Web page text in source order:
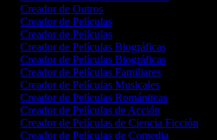
Creador de Outros
Creador de Películas
Creador de Películas
Creador de Películas Biográficas
Creador de Películas Biográficas
Creador de Películas Familiares
Creador de Películas Musicales
Creador de Películas Románticas
Creador de Películas de Acción
Creador de Películas de Ciencia Ficción
Creador de Películas de Comedia